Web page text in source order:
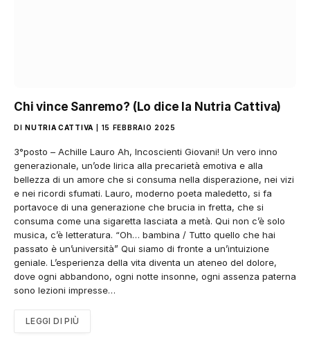
Chi vince Sanremo? (Lo dice la Nutria Cattiva)
DI NUTRIA CATTIVA 15 FEBBRAIO 2025
3°posto – Achille Lauro Ah, Incoscienti Giovani! Un vero inno
generazionale, un’ode lirica alla precarietà emotiva e alla
bellezza di un amore che si consuma nella disperazione, nei vizi
e nei ricordi sfumati. Lauro, moderno poeta maledetto, si fa
portavoce di una generazione che brucia in fretta, che si
consuma come una sigaretta lasciata a metà. Qui non c’è solo
musica, c’è letteratura. “Oh… bambina / Tutto quello che hai
passato è un’università” Qui siamo di fronte a un’intuizione
geniale. L’esperienza della vita diventa un ateneo del dolore,
dove ogni abbandono, ogni notte insonne, ogni assenza paterna
sono lezioni impresse…
LEGGI DI PIÙ